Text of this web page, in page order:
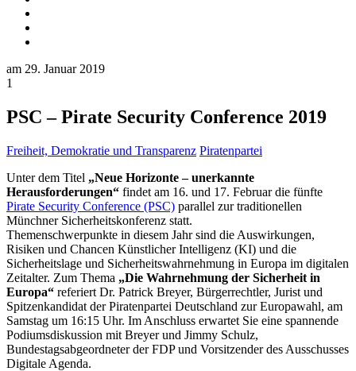
am 29. Januar 2019
1
PSC – Pirate Security Conference 2019
Freiheit, Demokratie und Transparenz Piratenpartei
Unter dem Titel „Neue Horizonte – unerkannte
Herausforderungen“ findet am 16. und 17. Februar die fünfte
Pirate Security Conference (PSC) parallel zur traditionellen
Münchner Sicherheitskonferenz statt.
Themenschwerpunkte in diesem Jahr sind die Auswirkungen,
Risiken und Chancen Künstlicher Intelligenz (KI) und die
Sicherheitslage und Sicherheitswahrnehmung in Europa im digitalen
Zeitalter. Zum Thema „Die Wahrnehmung der Sicherheit in
Europa“ referiert Dr. Patrick Breyer, Bürgerrechtler, Jurist und
Spitzenkandidat der Piratenpartei Deutschland zur Europawahl, am
Samstag um 16:15 Uhr. Im Anschluss erwartet Sie eine spannende
Podiumsdiskussion mit Breyer und Jimmy Schulz,
Bundestagsabgeordneter der FDP und Vorsitzender des Ausschusses
Digitale Agenda.